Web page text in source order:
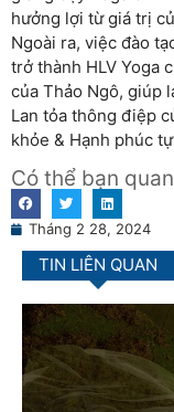
hưởng lợi từ giá trị
Ngoài ra, việc đào
trở thành HLV Yoga
của Thảo Ngô, giúp
Lan tỏa thông điệp
khỏe & Hạnh phúc
Có thể bạn
Tháng 2 28, 2024
TIN LIÊN QUAN